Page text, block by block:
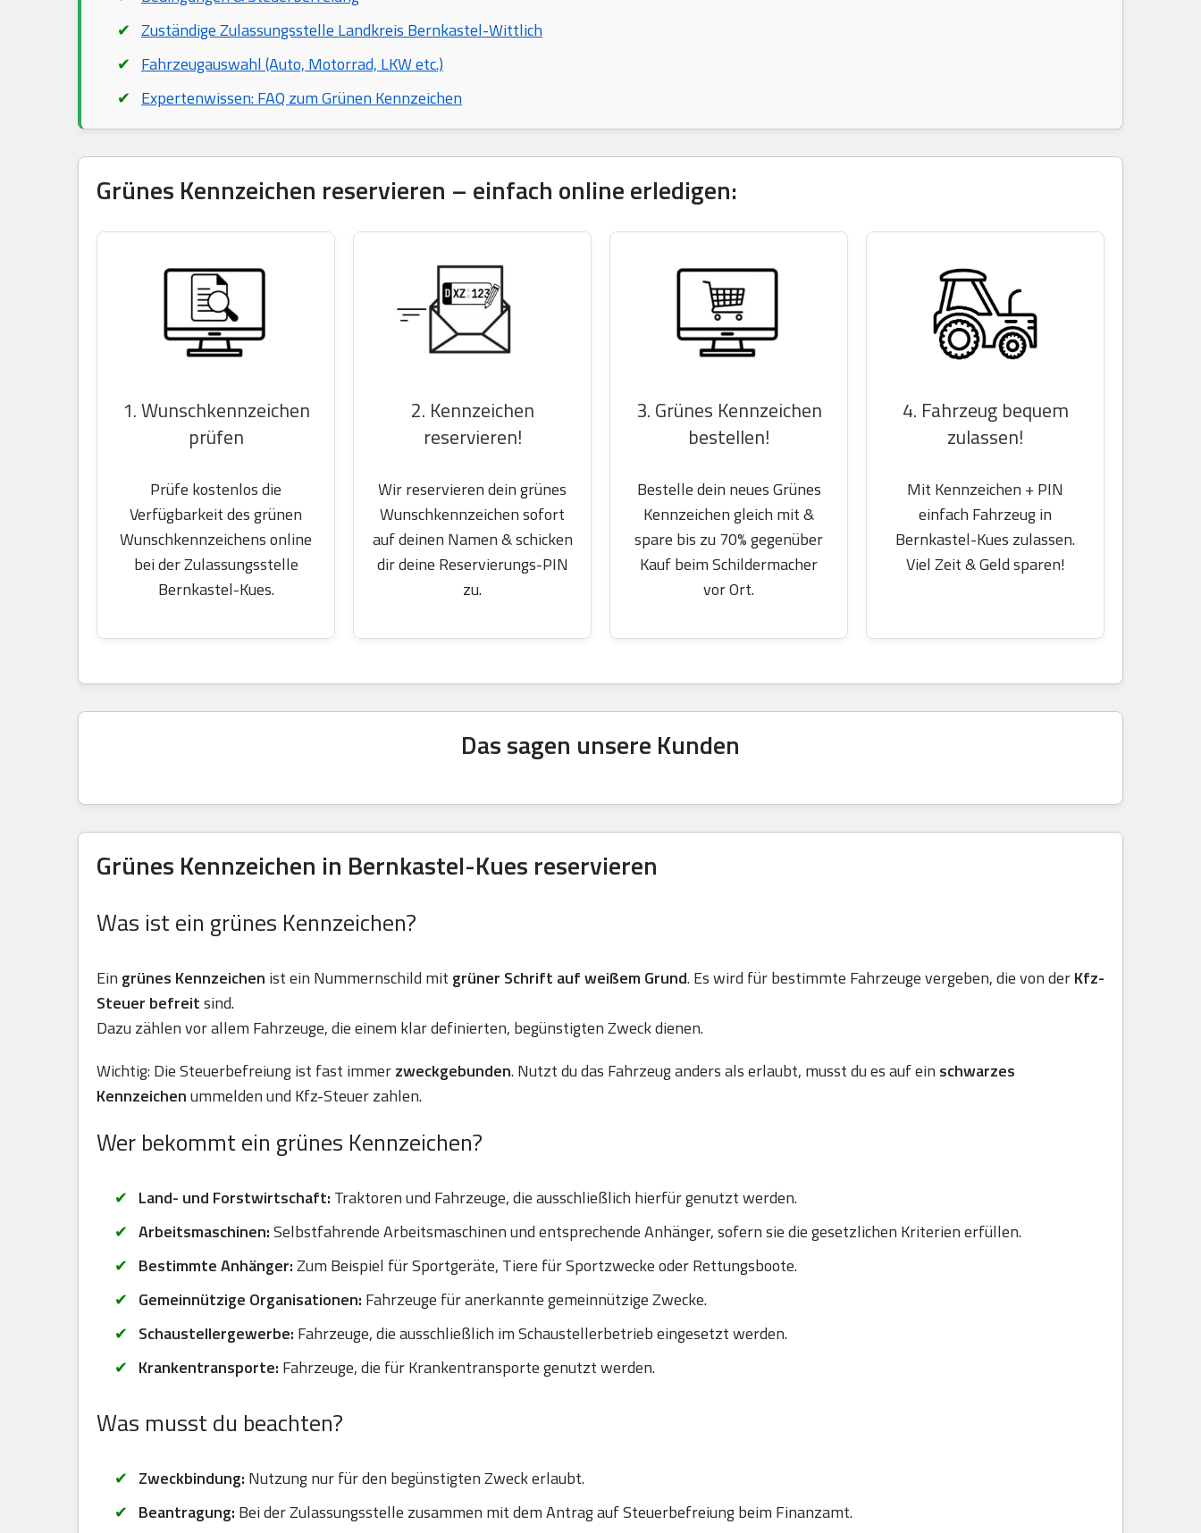
Zuständige Zulassungsstelle Landkreis Bernkastel-Wittlich
Fahrzeugauswahl (Auto, Motorrad, LKW etc.)
Expertenwissen: FAQ zum Grünen Kennzeichen
Grünes Kennzeichen reservieren – einfach online erledigen:
1. Wunschkennzeichen
prüfen
Prüfe kostenlos die
Verfügbarkeit des grünen
Wunschkennzeichens online
bei der Zulassungsstelle
Bernkastel-Kues.
2. Kennzeichen
reservieren!
Wir reservieren dein grünes
Wunschkennzeichen sofort
auf deinen Namen & schicken
dir deine Reservierungs-PIN
zu.
3. Grünes Kennzeichen
bestellen!
Bestelle dein neues Grünes
Kennzeichen gleich mit &
spare bis zu 70% gegenüber
Kauf beim Schildermacher
vor Ort.
4. Fahrzeug bequem
zulassen!
Mit Kennzeichen + PIN
einfach Fahrzeug in
Bernkastel-Kues zulassen.
Viel Zeit & Geld sparen!
Das sagen unsere Kunden
Grünes Kennzeichen in Bernkastel-Kues reservieren
Was ist ein grünes Kennzeichen?
Ein grünes Kennzeichen ist ein Nummernschild mit grüner Schrift auf weißem Grund. Es wird für bestimmte Fahrzeuge vergeben, die von derKfz-
Steuer befreitsind.
Dazu zählen vor allem Fahrzeuge, die einem klar definierten, begünstigten Zweck dienen.
Wichtig: Die Steuerbefreiung ist fast immerzweckgebunden. Nutzt du das Fahrzeug anders als erlaubt, musst du es auf ein schwarzes
Kennzeichenummelden und Kfz-Steuer zahlen.
Wer bekommt ein grünes Kennzeichen?
Land- und Forstwirtschaft: Traktoren und Fahrzeuge, die ausschließlich hierfür genutzt werden.
Arbeitsmaschinen:Selbstfahrende Arbeitsmaschinen und entsprechende Anhänger, sofern sie die gesetzlichen Kriterien erfüllen.
Bestimmte Anhänger:Zum Beispiel für Sportgeräte, Tiere für Sportzwecke oder Rettungsboote.
Gemeinnützige Organisationen: Fahrzeuge für anerkannte gemeinnützige Zwecke.
Schaustellergewerbe: Fahrzeuge, die ausschließlich im Schaustellerbetrieb eingesetzt werden.
Krankentransporte: Fahrzeuge, die für Krankentransporte genutzt werden.
Was musst du beachten?
Zweckbindung: Nutzung nur für den begünstigten Zweck erlaubt.
Beantragung: Bei der Zulassungsstelle zusammen mit dem Antrag auf Steuerbefreiung beim Finanzamt.